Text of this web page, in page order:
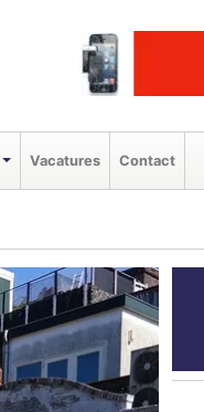
Vacatures Contact